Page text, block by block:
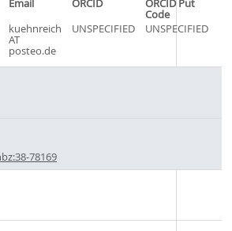
Email ORCID ORCID Put
Code
kuehnreich
AT
posteo.de
UNSPECIFIED UNSPECIFIED
78169